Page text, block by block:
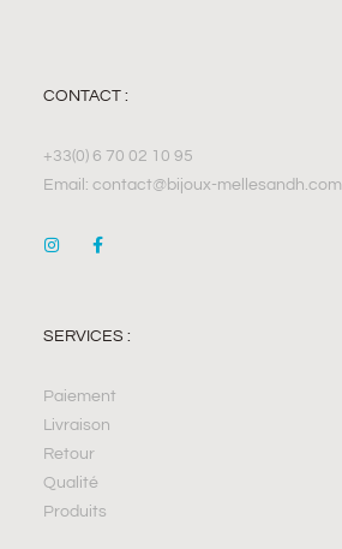
CONTACT :
+33(0) 6 70 02 10 95
Email: contact@bijoux-mellesandh.com
SERVICES :
Paiement
Livraison
Retour
Qualité
Produits